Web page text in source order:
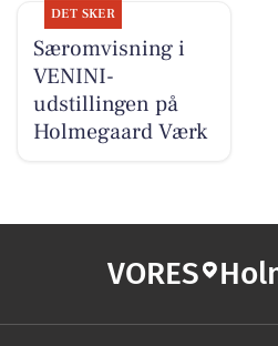
DET SKER
Særomvisning i
VENINI-
udstillingen på
Holmegaard Værk
VORES